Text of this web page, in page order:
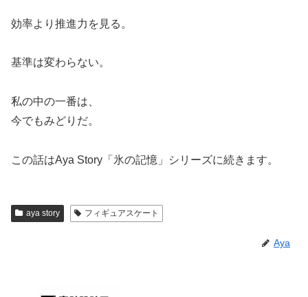
効率より推進力を見る。
基準は変わらない。
私の中の一番は、
今でもみどりだ。
この話はAya Story「氷の記憶」シリーズに続きます。
aya story フィギュアスケート
Aya